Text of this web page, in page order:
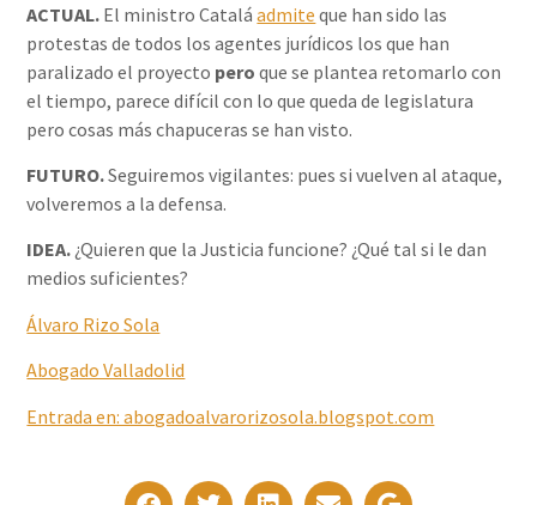
ACTUAL. El ministro Cataláadmite que han sido las
protestas de todos los agentes jurídicos los que han
paralizado el proyecto peroque se plantea retomarlo con
el tiempo, parece difícil con lo que queda de legislatura
pero cosas más chapuceras se han visto.
FUTURO.Seguiremos vigilantes: pues si vuelven al ataque,
volveremos a la defensa.
IDEA. ¿Quieren que la Justicia funcione? ¿Qué tal si le dan
medios suficientes?
Álvaro Rizo Sola
Abogado Valladolid
Entrada en: abogadoalvarorizosola.blogspot.com